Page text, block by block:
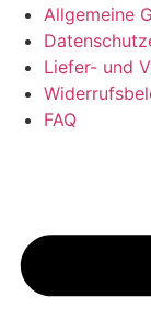
Allgemeine
Liefer- und
FAQ